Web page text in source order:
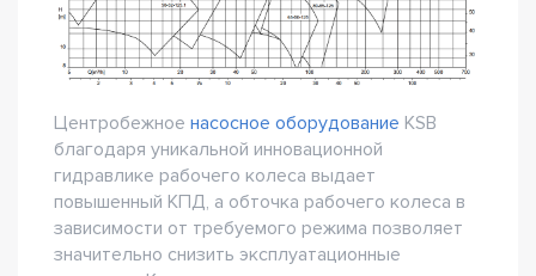
Центробежное насосное оборудование KSB
благодаря уникальной инновационной
гидравлике рабочего колеса выдает
повышенный КПД, а обточка рабочего колеса в
зависимости от требуемого режима позволяет
значительно снизить эксплуатационные